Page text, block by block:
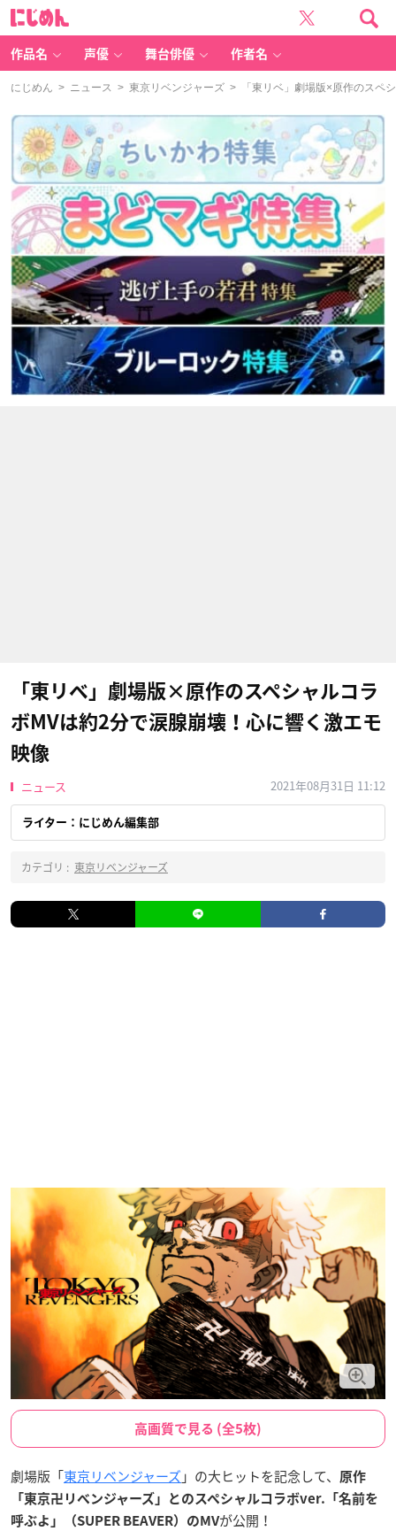
作品名 声優 舞台俳優 作者名
にじめん > ニュース > 東京リベンジャーズ > 「東リベ」劇場版×原作のスペ
「東リベ」劇場版×原作のスペシャルコラ
ボMVは約2分で涙腺崩壊！心に響く激エモ
映像
ニュース 2021年08月31日 11:12
ライター：にじめん編集部
カテゴリ : 東京リベンジャーズ
高画質で見る (全5枚)
劇場版「東京リベンジャーズ 」の大ヒットを記念して、
原作
「東京卍リベンジャーズ」とのスペシャルコラボver.「名前を
呼ぶよ」（SUPER BEAVER）のMVが公開！